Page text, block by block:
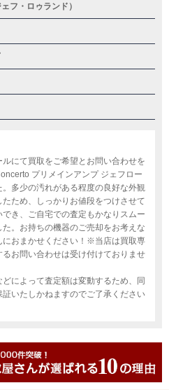
フ・ロゥランド）
にて買取をご希望とお問い合わせを
プリメインアンプ ジェフロー
多少の汚れがある程度の良好な外観
ため、しっかりお値段をつけさせて
き、ご自宅での査定もかなりスムー
。お持ちの機器のご売却をお考えな
におまかせください！※当店は買取専
お問い合わせは受け付けておりませ
によって査定額は変動するため、同
いたしかねますのでご了承ください